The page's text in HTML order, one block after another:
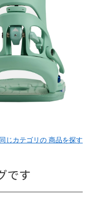
同じカテゴリの 商品を探す
です